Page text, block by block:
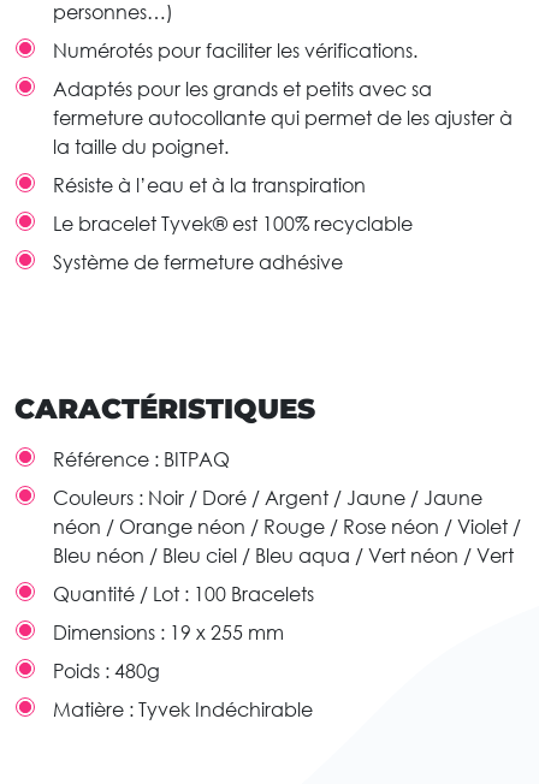
personnes…)
Numérotés pour faciliter les vérifications.
Adaptés pour les grands et petits avec sa
fermeture autocollante qui permet de les ajuster à
la taille du poignet.
Résiste à l’eau et à la transpiration
Le bracelet Tyvek® est 100% recyclable
Système de fermeture adhésive
CARACTÉRISTIQUES
Référence : BITPAQ
Couleurs : Noir / Doré / Argent / Jaune / Jaune
néon / Orange néon / Rouge / Rose néon / Violet /
Bleu néon / Bleu ciel / Bleu aqua / Vert néon / Vert
Quantité / Lot : 100 Bracelets
Dimensions : 19 x 255 mm
Poids : 480g
Matière : Tyvek Indéchirable